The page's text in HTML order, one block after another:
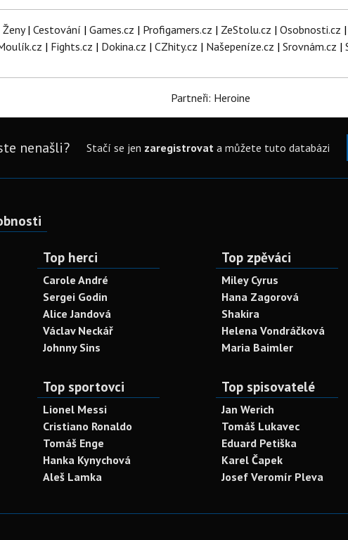
Ženy| Cestování | Games.cz | Profigamers.cz | ZeStolu.cz | Osobnosti.cz |
| Fights.cz | Dokina.cz | CZhity.cz | Našepeníze.cz | Srovnám.cz |
Partneři: Heroine
nenašli? Stačí se jen zaregistrovata můžete tuto databázi
Top herci
Carole André
Sergei Godin
Alice Jandová
Václav Neckář
Johnny Sins
Top zpěváci
Miley Cyrus
Hana Zagorová
Shakira
Helena Vondráčková
Maria Baimler
Top sportovci
Lionel Messi
Cristiano Ronaldo
Tomáš Enge
Hanka Kynychová
Aleš Lamka
Top spisovatelé
Jan Werich
Tomáš Lukavec
Eduard Petiška
Karel Čapek
Josef Veromír Pleva